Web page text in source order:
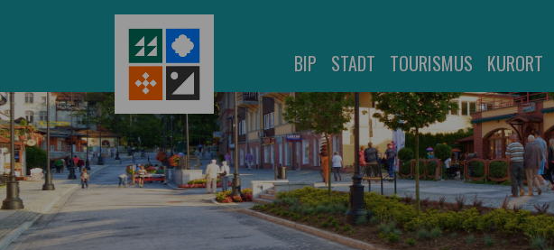
BIP STADT TOURISMUS KURORT